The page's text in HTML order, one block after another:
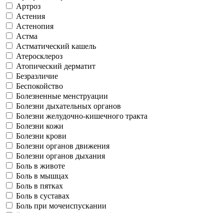
Артроз
Астения
Астенопия
Астма
Астматический кашель
Атеросклероз
Атопический дерматит
Безразличие
Беспокойство
Болезненные менструации
Болезни дыхательных органов
Болезни желудочно-кишечного тракта
Болезни кожи
Болезни крови
Болезни органов движения
Болезни органов дыхания
Боль в животе
Боль в мышцах
Боль в пятках
Боль в суставах
Боль при мочеиспускании